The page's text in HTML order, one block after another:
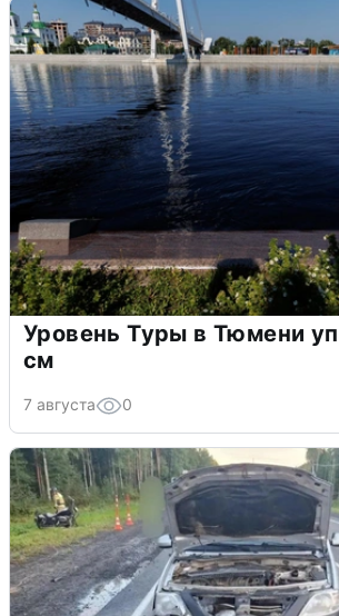
Уровень Туры в Тюмени
см
7 августа 0